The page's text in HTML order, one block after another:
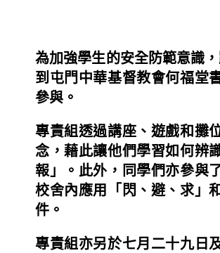
為加強學生的安全防範意識
到屯門中華基督教會何福堂
參與。
專責組透過講座、遊戲和攤
念，藉此讓他們學習如何辨
報」。此外，同學們亦參與
校舍內應用「閃、避、求」
件。
專責組亦另於七月二十九日